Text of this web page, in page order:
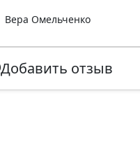
Вера Омельченко
Добавить отзыв